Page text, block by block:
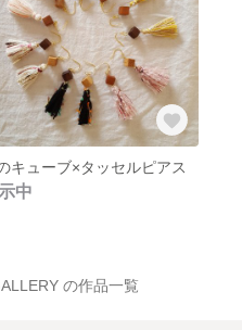
キューブ×タッセルピアス
中
の作品一覧